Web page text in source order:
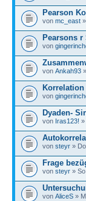
Pearson
von mc_east
Pearsons
von
von Ankah93
von
Dyaden-
von Iras123! »
von steyr »
Frage
von steyr »
von AliceS »